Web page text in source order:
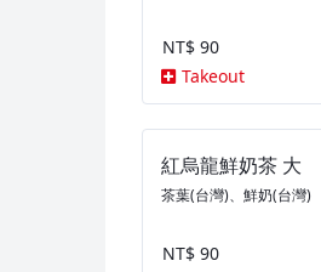
NT$ 90
Takeout
紅烏龍鮮奶茶 大
茶葉(台灣)、鮮奶(台灣)
NT$ 90